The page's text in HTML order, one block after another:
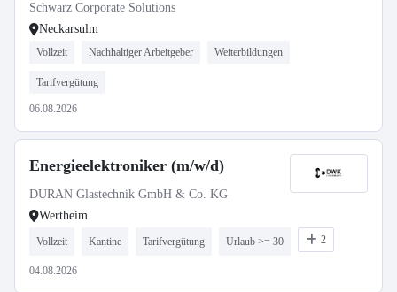
Schwarz Corporate Solutions
Neckarsulm
Vollzeit Nachhaltiger Arbeitgeber Weiterbildungen
Tarifvergütung
06.08.2026
Energieelektroniker (m/w/d)
DURAN Glastechnik GmbH & Co. KG
Wertheim
Vollzeit Kantine Tarifvergütung Urlaub >= 30 2
04.08.2026